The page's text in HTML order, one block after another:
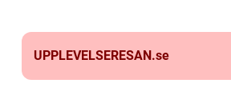
UPPLEVELSERESAN.se